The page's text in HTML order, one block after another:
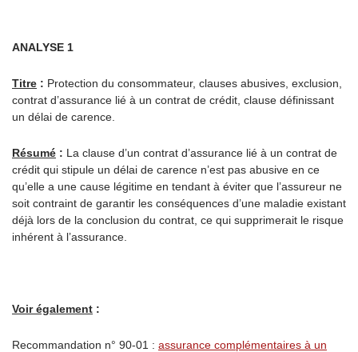
ANALYSE 1
Titre : Protection du consommateur, clauses abusives, exclusion,
contrat d’assurance lié à un contrat de crédit, clause définissant
un délai de carence.
Résumé : La clause d’un contrat d’assurance lié à un contrat de
crédit qui stipule un délai de carence n’est pas abusive en ce
qu’elle a une cause légitime en tendant à éviter que l’assureur ne
soit contraint de garantir les conséquences d’une maladie existant
déjà lors de la conclusion du contrat, ce qui supprimerait le risque
inhérent à l’assurance.
Voir également :
Recommandation n° 90-01 : assurance complémentaires à un